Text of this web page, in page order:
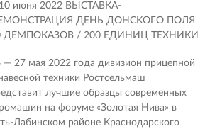
июня 2022 ВЫСТАВКА-
ДЕНЬ ДОНСКОГО ПОЛЯ
ДЕМПОКАЗОВ / 200 ЕДИНИЦ ТЕХНИКИ
— 27 мая 2022 года дивизион прицепной
техники Ростсельмаш
лучшие образцы современных
на форуме «Золотая Нива» в
Лабинском районе Краснодарского